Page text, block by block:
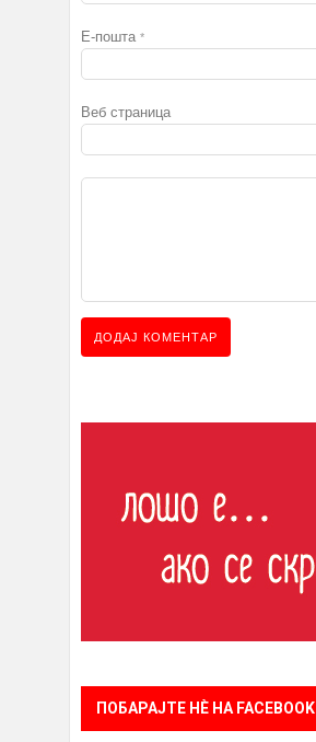
Е-пошта *
Веб страница
ПОБАРАЈТЕ НÈ НА FACEBOOK